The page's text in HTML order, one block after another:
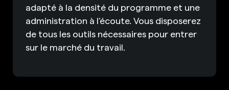
adapté à la densité du programme et une
administration à l’écoute. Vous disposerez
de tous les outils nécessaires pour entrer
sur le marché du travail.